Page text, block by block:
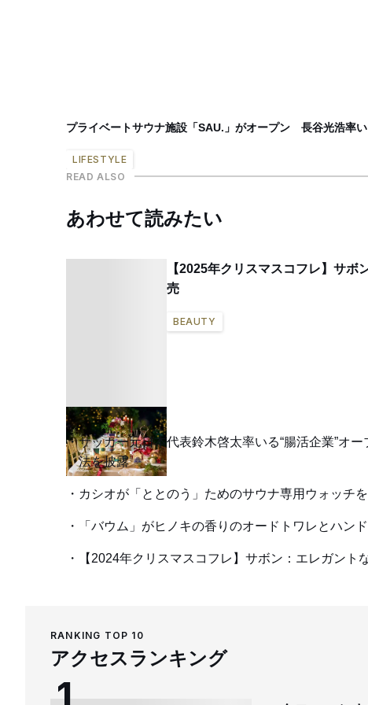
プライベートサウナ施設「SAU.」がオープン 長谷光浩率
LIFESTYLE
READ ALSO
あわせて読みたい
【2025年クリスマスコフレ】サ
売
BEAUTY
サッカー元日本代表鈴木啓太率いる“腸活企業”オ
法を披露
カシオが「ととのう」ためのサウナ専用ウォッチ
「バウム」がヒノキの香りのオードトワレとハン
【2024年クリスマスコフレ】サボン：エレガン
RANKING TOP 10
アクセスランキング